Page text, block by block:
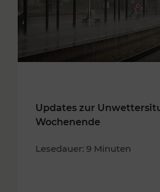
Updates zur
Wochenende
Lesedauer: 9 Minuten